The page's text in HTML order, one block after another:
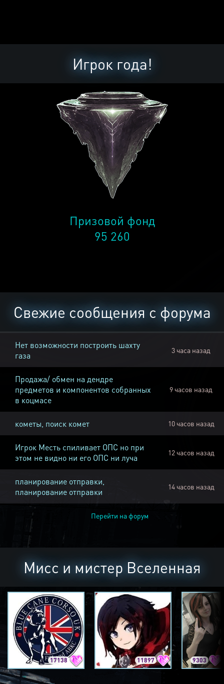
Игрок года!
Призовой фонд
95 260
Свежие сообщения с форума
Нет возможности построить шахту
газа
3 часа назад
Продажа/ обмен на дендре
предметов и компонентов собранных
в коцмасе
9 часов назад
кометы, поиск комет 10 часов назад
Игрок Месть спиливает ОПС но при
этом не видно ни его ОПС ни луча
12 часов назад
планирование отправки,
планирование отправки
14 часов назад
Перейти на форум
Мисс и мистер Вселенная
17138 11897 9303